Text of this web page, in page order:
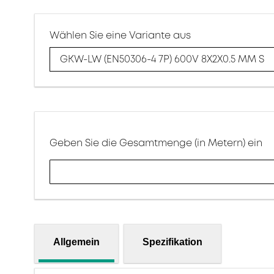
Wählen Sie eine Variante aus
GKW-LW (EN50306-4 7P) 600V 8X2X0.5 MM S
Geben Sie die Gesamtmenge (in Metern) ein
Allgemein Spezifikation